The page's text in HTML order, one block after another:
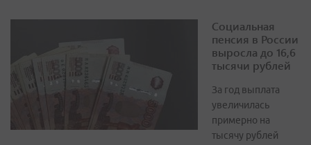
Социальная
пенсия в России
выросла до 16,6
тысячи рублей
За год выплата
увеличилась
примерно на
тысячу рублей